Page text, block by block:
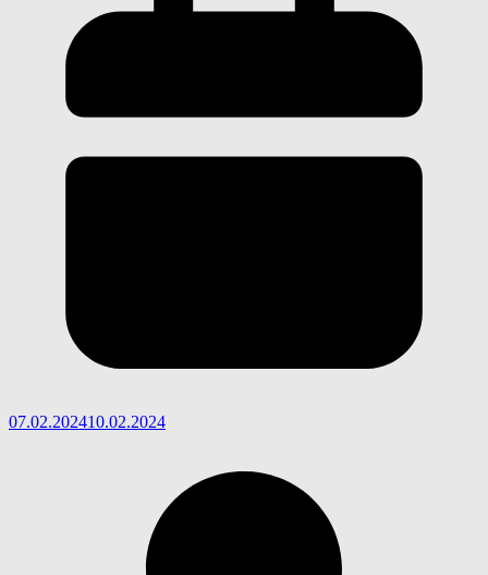
07.02.202410.02.2024